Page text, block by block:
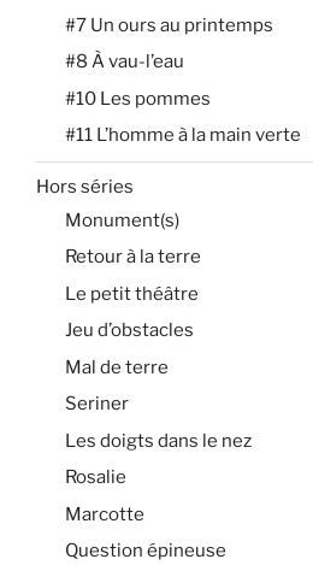
#7 Un ours au printemps
#8 À vau-l’eau
#10 Les pommes
#11 L’homme à la main verte
Hors séries
Monument(s)
Retour à la terre
Le petit théâtre
Jeu d’obstacles
Mal de terre
Seriner
Les doigts dans le nez
Rosalie
Marcotte
Question épineuse